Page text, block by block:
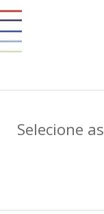
Selecione